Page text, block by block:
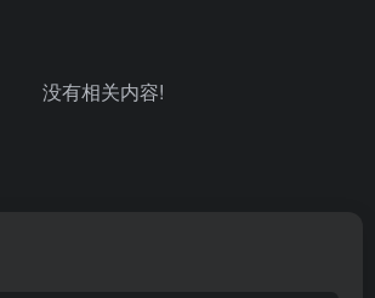
没有相关内容!